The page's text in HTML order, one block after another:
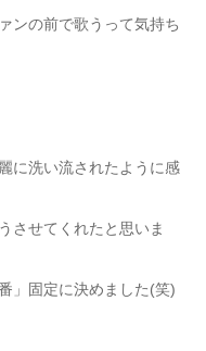
ンの前で歌うって気持ち
に洗い流されたように感
させてくれたと思いま
」固定に決めました(笑)